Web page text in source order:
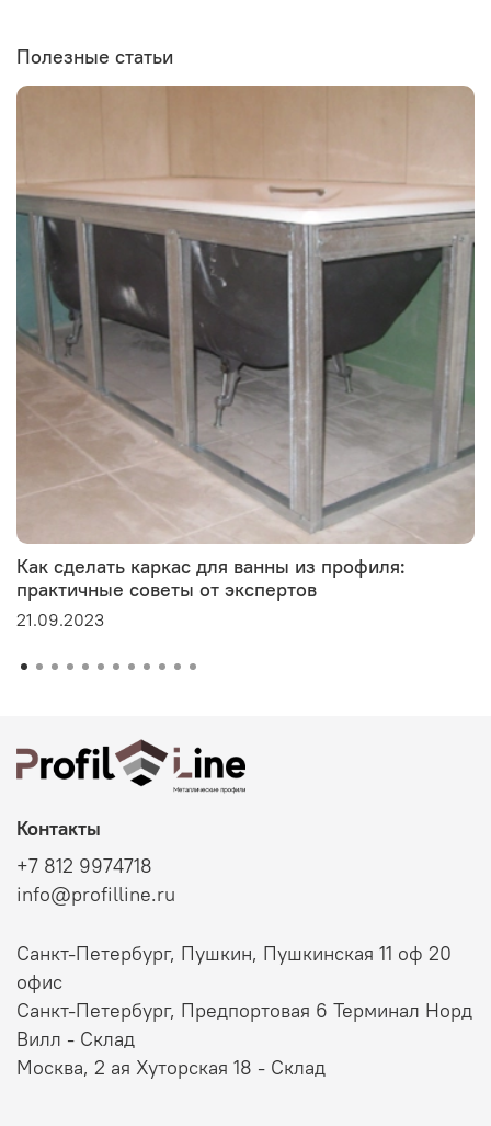
Полезные статьи
Как сделать каркас для ванны из профиля:
практичные советы от экспертов
21.09.2023
Контакты
+7 812 9974718
info@profilline.ru
Санкт-Петербург, Пушкин, Пушкинская 11 оф 20
офис
Санкт-Петербург, Предпортовая 6 Терминал Норд
Вилл - Склад
Москва, 2 ая Хуторская 18 - Склад